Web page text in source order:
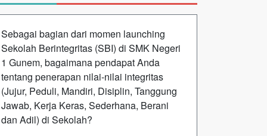
Sebagai bagian dari momen launching
Sekolah Berintegritas (SBI) di SMK Negeri
1 Gunem, bagaimana pendapat Anda
tentang penerapan nilai-nilai integritas
(Jujur, Peduli, Mandiri, Disiplin, Tanggung
Jawab, Kerja Keras, Sederhana, Berani
dan Adil) di Sekolah?